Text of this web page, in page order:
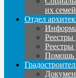
их семей
Отдел
Реестры
Реестры
Помощь